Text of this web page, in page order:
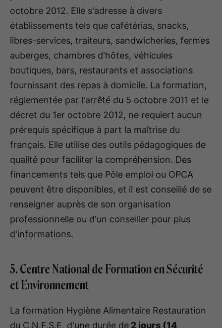
octobre 2012. Elle s'adresse à divers
établissements tels que cafétérias, snacks,
libres-services, traiteurs, sandwicheries, fermes
auberges, chambres d'hôtes, véhicules
boutiques, bars, restaurants et associations
fournissant des repas à domicile. La formation,
réglementée par l'arrêté du 5 octobre 2011 et le
décret du 1er octobre 2012, ne requiert aucun
prérequis spécifique à part la maîtrise du
français. Elle utilise des outils pédagogiques de
qualité pour faciliter la compréhension. Des
financements tels que Pôle emploi ou OPCA
peuvent être disponibles, et il est conseillé de se
renseigner auprès de son organisation
professionnelle ou d'un conseiller pour plus
d'informations.
5. Centre National de Formation en Sécurité
et Environnement
La formation Hygiène Alimentaire Restauration
du C.N.F.S.E, d'une durée de 2 jours (14